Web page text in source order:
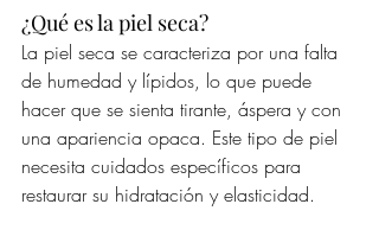
¿Qué es la piel seca?
La piel seca se caracteriza por una falta
de humedad y lípidos, lo que puede
hacer que se sienta tirante, áspera y con
una apariencia opaca. Este tipo de piel
necesita cuidados específicos para
restaurar su hidratación y elasticidad.